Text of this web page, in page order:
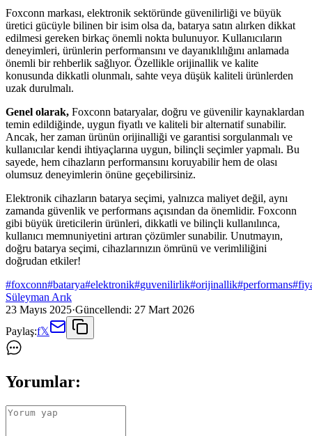
Foxconn markası, elektronik sektöründe güvenilirliği ve büyük
üretici gücüyle bilinen bir isim olsa da, batarya satın alırken dikkat
edilmesi gereken birkaç önemli nokta bulunuyor. Kullanıcıların
deneyimleri, ürünlerin performansını ve dayanıklılığını anlamada
önemli bir rehberlik sağlıyor. Özellikle orijinallik ve kalite
konusunda dikkatli olunmalı, sahte veya düşük kaliteli ürünlerden
uzak durulmalı.
Genel olarak, Foxconn bataryalar, doğru ve güvenilir kaynaklardan
temin edildiğinde, uygun fiyatlı ve kaliteli bir alternatif sunabilir.
Ancak, her zaman ürünün orijinalliği ve garantisi sorgulanmalı ve
kullanıcılar kendi ihtiyaçlarına uygun, bilinçli seçimler yapmalı. Bu
sayede, hem cihazların performansını koruyabilir hem de olası
olumsuz deneyimlerin önüne geçebilirsiniz.
Elektronik cihazların batarya seçimi, yalnızca maliyet değil, aynı
zamanda güvenlik ve performans açısından da önemlidir. Foxconn
gibi büyük üreticilerin ürünleri, dikkatli ve bilinçli kullanılınca,
kullanıcı memnuniyetini artıran çözümler sunabilir. Unutmayın,
doğru batarya seçimi, cihazlarınızın ömrünü ve verimliliğini
doğrudan etkiler!
#foxconn#batarya#elektronik#guvenilirlik#orijinallik#performans#
Süleyman Arık
23 Mayıs 2025·Güncellendi: 27 Mart 2026
Paylaş:f𝕏
Yorumlar: